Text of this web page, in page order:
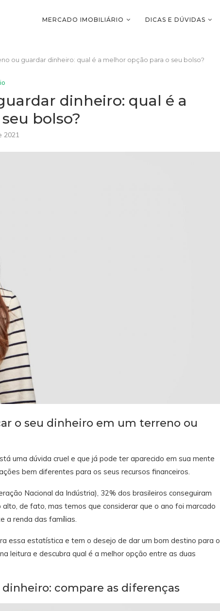
MERCADO IMOBILIÁRIO DICAS E DÚVIDAS
ou guardar dinheiro: qual é a melhor opção para o seu bolso?
dinheiro: qual é a
bolso?
2021
o seu dinheiro em um terreno ou
uma dúvida cruel e que já pode ter aparecido em sua mente
bem diferentes para os seus recursos financeiros.
Nacional da Indústria), 32% dos brasileiros conseguiram
de fato, mas temos que considerar que o ano foi marcado
a renda das famílias.
essa estatística e tem o desejo de dar um bom destino para o
leitura e descubra qual é a melhor opção entre as duas
compare as diferenças